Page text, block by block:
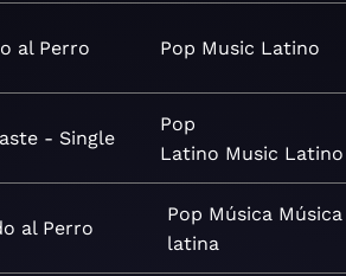
al Perro Pop Music Latino
- Single
Pop
Latino Music Latino
al Perro
Pop Música Música
latina